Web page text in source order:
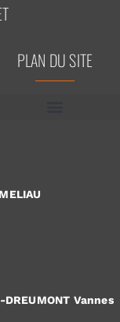
PLAN DU SITE
Vannes